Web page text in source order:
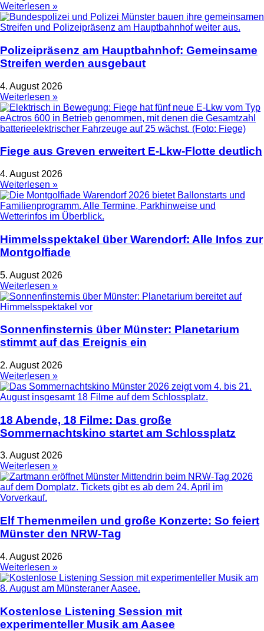
Weiterlesen »
Polizeipräsenz am Hauptbahnhof: Gemeinsame
Streifen werden ausgebaut
4. August 2026
Weiterlesen »
Fiege aus Greven erweitert E-Lkw-Flotte deutlich
4. August 2026
Weiterlesen »
Himmelsspektakel über Warendorf: Alle Infos zur
Montgolfiade
5. August 2026
Weiterlesen »
Sonnenfinsternis über Münster: Planetarium
stimmt auf das Ereignis ein
2. August 2026
Weiterlesen »
18 Abende, 18 Filme: Das große
Sommernachtskino startet am Schlossplatz
3. August 2026
Weiterlesen »
Elf Themenmeilen und große Konzerte: So feiert
Münster den NRW-Tag
4. August 2026
Weiterlesen »
Kostenlose Listening Session mit
experimenteller Musik am Aasee